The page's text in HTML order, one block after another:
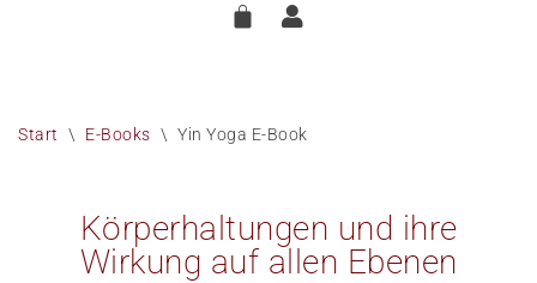
Start \ E-Books \ Yin Yoga E-Book
Körperhaltungen und ihre
Wirkung auf allen Ebenen​